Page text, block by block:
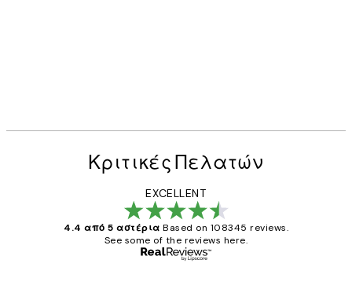
Κριτικές Πελατών
EXCELLENT
4.4 από 5 αστέρια Based on 108345 reviews.
See some of the reviews here.